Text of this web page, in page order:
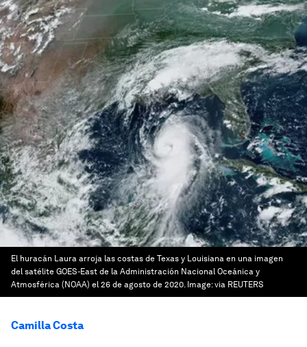
El huracán Laura arroja las costas de Texas y Louisiana en una imagen
del satélite GOES-East de la Administración Nacional Oceánica y
Atmosférica (NOAA) el 26 de agosto de 2020. Image:via REUTERS
Camilla Costa